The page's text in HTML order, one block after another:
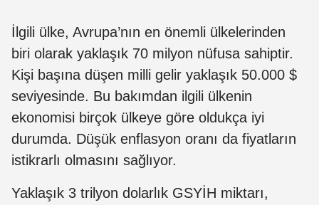
İlgili ülke, Avrupa’nın en önemli ülkelerinden
biri olarak yaklaşık 70 milyon nüfusa sahiptir.
Kişi başına düşen milli gelir yaklaşık 50.000 $
seviyesinde. Bu bakımdan ilgili ülkenin
ekonomisi birçok ülkeye göre oldukça iyi
durumda. Düşük enflasyon oranı da fiyatların
istikrarlı olmasını sağlıyor.
Yaklaşık 3 trilyon dolarlık GSYİH miktarı,